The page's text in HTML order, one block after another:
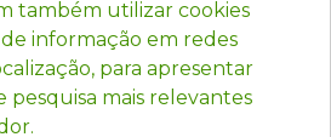
também utilizar cookies
informação em redes
para apresentar
pesquisa mais relevantes